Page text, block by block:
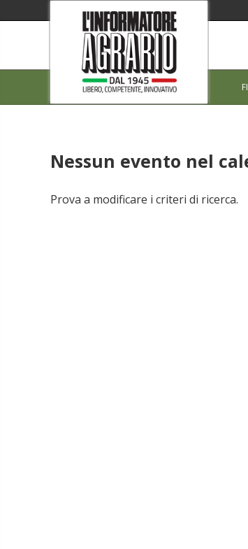
Nessun evento nel
Prova a modificare i criteri di ricerca.